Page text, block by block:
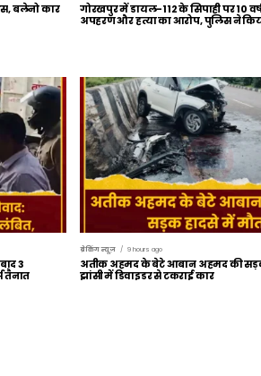
बलेनो कार
गोरखपुर में डायल-112 के सिपाही पर 10
अपहरण और हत्या का आरोप, पुलिस ने
3
तैनात
ब्रेकिंग न्यूज़ 9 hours ago
अतीक अहमद के बेटे आबान अहमद की
झांसी में डिवाइडर से टकराई कार